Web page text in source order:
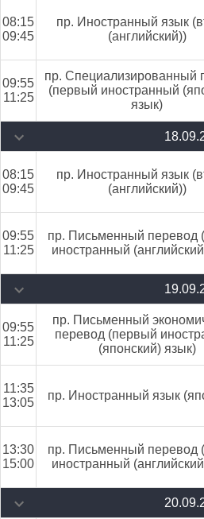
08:15
09:45
пр. Иностранный язык
(английский))
09:55
11:25
пр. Специализированный
(первый иностранный
язык)
08:15
09:45
пр. Иностранный язык
(английский))
09:55
11:25
пр. Письменный перевод
иностранный
09:55
11:25
пр. Письменный
перевод (первый
(японский) язык)
11:35
13:05
пр. Иностранный язык
13:30
15:00
пр. Письменный перевод
иностранный